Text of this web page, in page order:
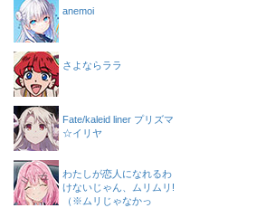
anemoi
さよならララ
Fate/kaleid liner プリズマ
☆イリヤ
わたしが恋人になれるわ
けないじゃん、ムリムリ!
（※ムリじゃなかっ